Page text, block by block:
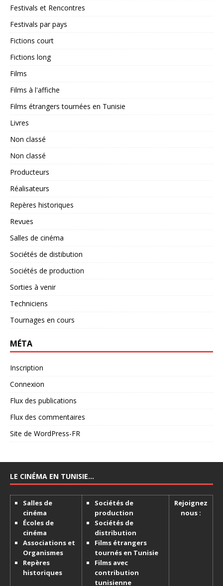
Festivals et Rencontres
Festivals par pays
Fictions court
Fictions long
Films
Films à l'affiche
Films étrangers tournées en Tunisie
Livres
Non classé
Non classé
Producteurs
Réalisateurs
Repères historiques
Revues
Salles de cinéma
Sociétés de distibution
Sociétés de production
Sorties à venir
Techniciens
Tournages en cours
MÉTA
Inscription
Connexion
Flux des publications
Flux des commentaires
Site de WordPress-FR
LE CINÉMA EN TUNISIE…
Salles de
cinéma
Écoles de
cinéma
Associations et
Organismes
Repères
historiques
Sociétés de
production
Sociétés de
distribution
Films étrangers
tournés en Tunisie
Films avec
contribution
tunisienne
Rejoignez
nous :